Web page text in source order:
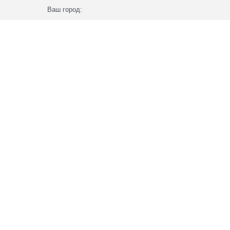
Ваш город: